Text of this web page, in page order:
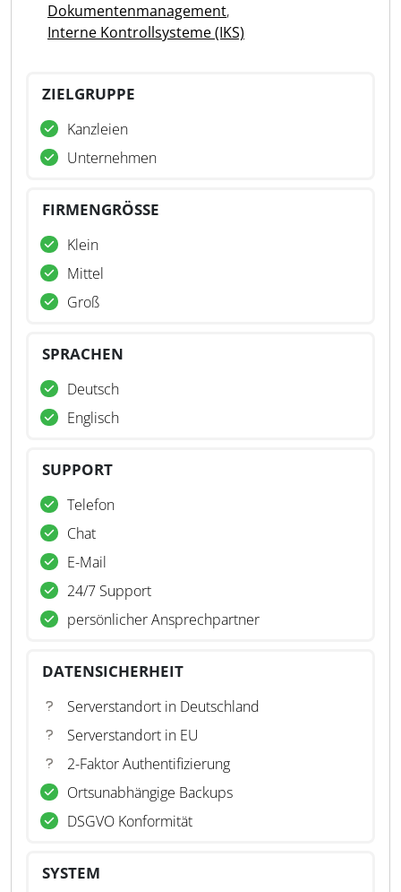
Dokumentenmanagement,
Interne Kontrollsysteme (IKS)
ZIELGRUPPE
Kanzleien
Unternehmen
FIRMENGRÖSSE
Klein
Mittel
Groß
SPRACHEN
Deutsch
Englisch
SUPPORT
Telefon
Chat
E-Mail
24/7 Support
persönlicher Ansprechpartner
DATENSICHERHEIT
Serverstandort in Deutschland
Serverstandort in EU
2-Faktor Authentifizierung
Ortsunabhängige Backups
DSGVO Konformität
SYSTEM